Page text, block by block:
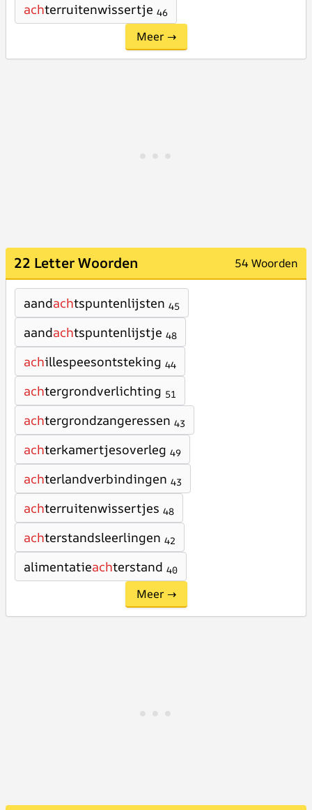
achterruitenwissertje 46
Meer →
22 Letter Woorden 54 Woorden
aandachtspuntenlijsten 45
aandachtspuntenlijstje 48
achillespeesontsteking 44
achtergrondverlichting 51
achtergrondzangeressen 43
achterkamertjesoverleg 49
achterlandverbindingen 43
achterruitenwissertjes 48
achterstandsleerlingen 42
alimentatieachterstand 40
Meer →